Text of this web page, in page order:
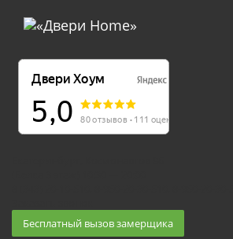
Бесплатный вызов замерщика